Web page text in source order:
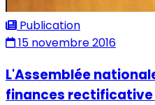
Publication
15 novembre 2016
L'Assemblée
finances rectificative